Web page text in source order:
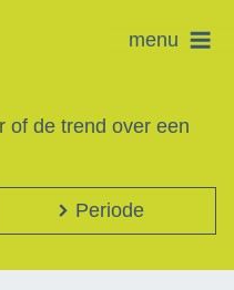
menu
of de trend over een
Periode